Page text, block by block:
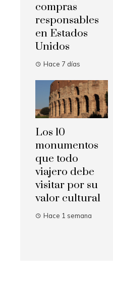
compras
responsables
en Estados
Unidos
Hace 7 días
Los 10
monumentos
que todo
viajero debe
visitar por su
valor cultural
Hace 1 semana